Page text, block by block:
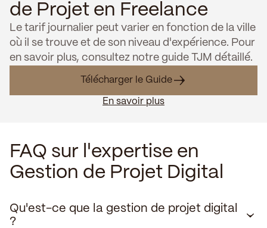
de Projet en Freelance
Le tarif journalier peut varier en fonction de la ville
où il se trouve et de son niveau d'expérience. Pour
en savoir plus, consultez notre guide TJM détaillé.
Télécharger le Guide
En savoir plus
FAQ sur l'expertise en
Gestion de Projet Digital
Qu'est-ce que la gestion de projet digital
?